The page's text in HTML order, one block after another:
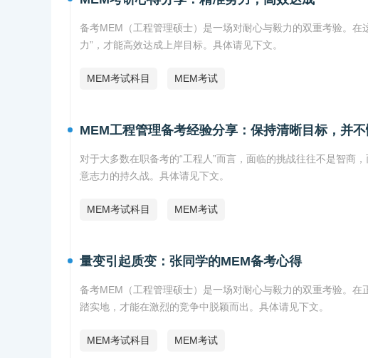
备考MEM（工程管理硕士）是一场对耐心与毅力的双重考验。在
力”，才能高效达成上岸目标。具体请见下文。
MEM考试科目 MEM考试
MEM工程管理备考经验分享：保持清晰目标，并不
对于大多数在职备考的“工程人”而言，面临的挑战往往不是智商
意志力的持久战。具体请见下文。
MEM考试科目 MEM考试
量变引起质变：张同学的MEM备考心得
备考MEM（工程管理硕士）是一场对耐心与毅力的双重考验。
踏实地，才能在激烈的竞争中脱颖而出。具体请见下文。
MEM考试科目 MEM考试